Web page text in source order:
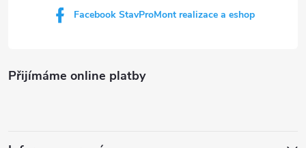
Přijímáme online platby
Facebook StavProMont realizace a eshop